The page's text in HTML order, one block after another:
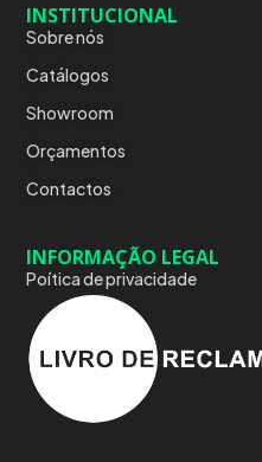
INSTITUCIONAL
Sobre nós
Catálogos
Showroom
Orçamentos
Contactos
INFORMAÇÃO LEGAL
Poítica de privacidade